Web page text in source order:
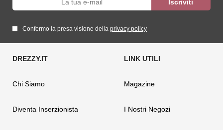
Confermo la presa visione della privacy policy
Chi Siamo
Diventa Inserzionista
Magazine
I Nostri Negozi